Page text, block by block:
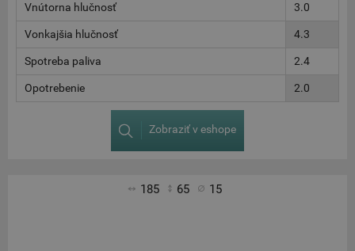
Vnútorna hlučnosť 3.0
Vonkajšia hlučnosť 4.3
Spotreba paliva 2.4
Opotrebenie 2.0
Zobraziť v eshope
185 65 15